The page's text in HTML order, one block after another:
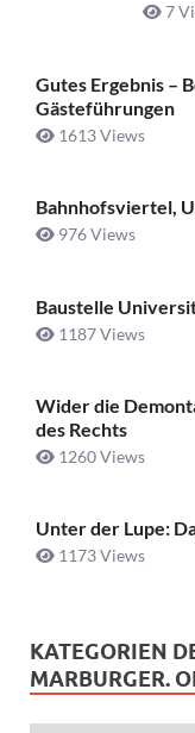
7
Gutes Ergebnis –
Gästeführungen
1613 Views
Bahnhofsviertel,
976 Views
Baustelle
1187 Views
Wider die
des Rechts
1260 Views
Unter der Lupe:
1173 Views
KATEGORIEN
MARBURGER.